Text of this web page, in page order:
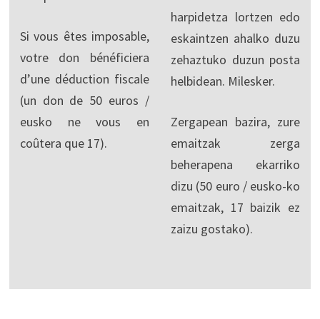
Si vous êtes imposable,
votre don bénéficiera
d’une déduction fiscale
(un don de 50 euros /
eusko ne vous en
coûtera que 17).
harpidetza lortzen edo
eskaintzen ahalko duzu
zehaztuko duzun posta
helbidean. Milesker.
Zergapean bazira, zure
emaitzak zerga
beherapena ekarriko
dizu (50 euro / eusko-ko
emaitzak, 17 baizik ez
zaizu gostako).